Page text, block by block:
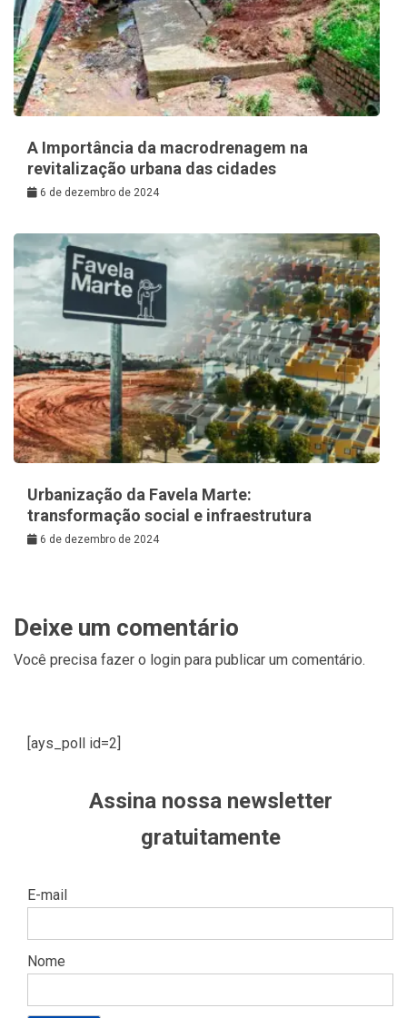
A Importância da macrodrenagem na
revitalização urbana das cidades
6 de dezembro de 2024
Urbanização da Favela Marte:
transformação social e infraestrutura
6 de dezembro de 2024
Deixe um comentário
Você precisa fazer o login para publicar um comentário.
[ays_poll id=2]
Assina nossa newsletter
gratuitamente
E-mail
Nome